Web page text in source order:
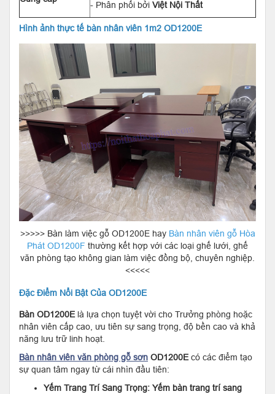
- Phân phối bởi Việt Nội Thất
Hình ảnh thực tế bàn nhân viên 1m2 OD1200E
>>>>> Bàn làm việc gỗ OD1200E hay Bàn nhân viên gỗ Hòa
Phát OD1200F thường kết hợp với các loại ghế lưới, ghế
văn phòng tạo không gian làm việc đồng bộ, chuyên nghiệp.
<<<<<
Đặc Điểm Nổi Bật Của OD1200E
Bàn OD1200E là lựa chọn tuyệt vời cho Trưởng phòng hoặc
nhân viên cấp cao, ưu tiên sự sang trọng, độ bền cao và khả
năng lưu trữ linh hoạt.
Bàn nhân viên văn phòng gỗ sơn OD1200E có các điểm tạo
sự quan tâm ngay từ cái nhìn đầu tiên:
Yếm Trang Trí Sang Trọng: Yếm bàn trang trí sang